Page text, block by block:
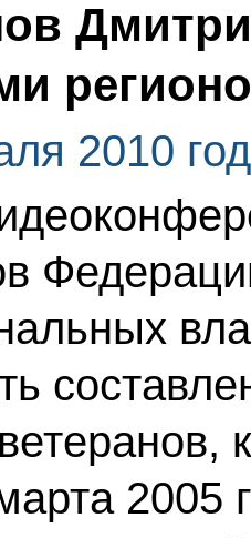
2010
2005